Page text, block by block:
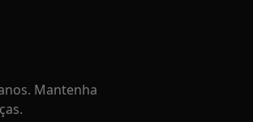
Mantenha